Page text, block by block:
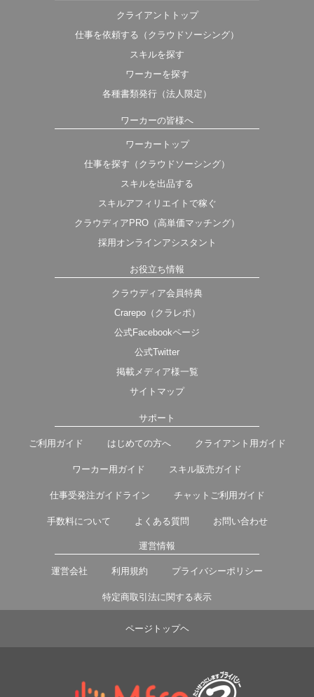
クライアントトップ
仕事を依頼する（クラウドソーシング）
スキルを探す
ワーカーを探す
各種書類発行（法人限定）
ワーカーの皆様へ
ワーカートップ
仕事を探す（クラウドソーシング）
スキルを出品する
スキルアフィリエイトで稼ぐ
クラウディアPRO（高単価マッチング）
採用オンラインアシスタント
お役立ち情報
クラウディア会員特典
Crarepo（クラレポ）
公式Facebookページ
公式Twitter
掲載メディア様一覧
サイトマップ
サポート
ご利用ガイド はじめての方へ クライアント用ガイド
ワーカー用ガイド スキル販売ガイド
仕事受発注ガイドライン チャットご利用ガイド
手数料について よくある質問 お問い合わせ
運営情報
運営会社 利用規約 プライバシーポリシー
特定商取引法に関する表示
ページトップヘ